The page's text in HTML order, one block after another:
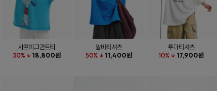
사프피그먼트티
30% ↓ 18,800원
알비티셔츠
50% ↓ 11,400원
투마티셔츠
10% ↓ 17,900원